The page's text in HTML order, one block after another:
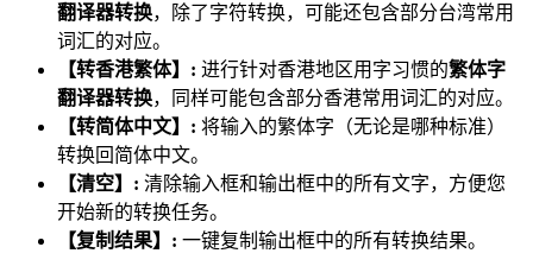
翻译器转换，除了字符转换，可能还包含部分台湾常用
词汇的对应。
【转香港繁体】: 进行针对香港地区用字习惯的繁体字
翻译器转换，同样可能包含部分香港常用词汇的对应。
【转简体中文】: 将输入的繁体字（无论是哪种标准）
转换回简体中文。
【清空】: 清除输入框和输出框中的所有文字，方便您
开始新的转换任务。
【复制结果】: 一键复制输出框中的所有转换结果。